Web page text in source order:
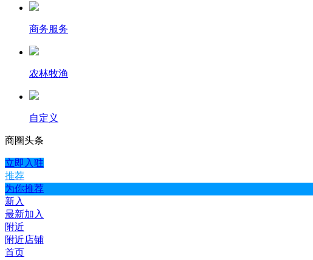
商务服务
农林牧渔
自定义
商圈头条
立即入驻
推荐
为你推荐
新入
最新加入
附近
附近店铺
首页